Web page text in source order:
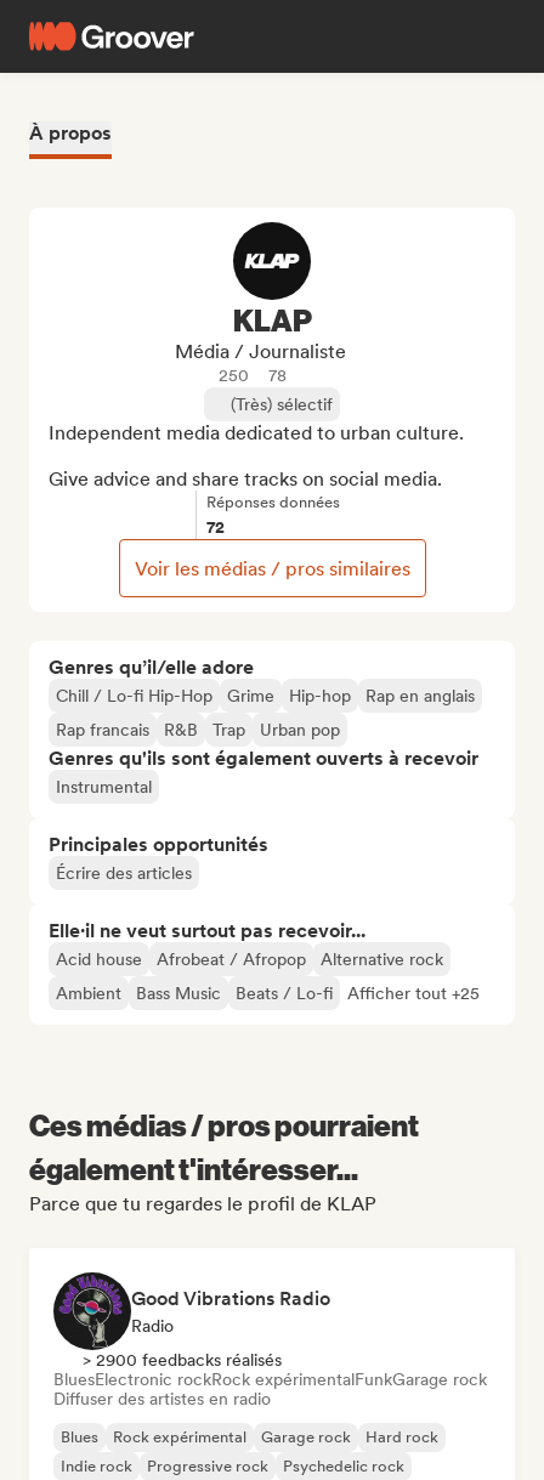
À propos
Genres qu’il/elle adore
Chill / Lo-fi Hip-Hop Grime Hip-hop
Rap en anglais
Rap francais
R&B Trap Urban pop
Genres qu'ils sont également ouverts à recevoir
Instrumental
Principales opportunités
Écrire des articles
Elle·il ne veut surtout pas recevoir...
Acid house Afrobeat / Afropop
Alternative rock
Ambient
Bass Music Beats / Lo-fi Afficher tout +25
KLAP
Média / Journaliste
250
78
(Très) sélectif
Independent media dedicated to urban culture.
Give advice and share tracks on social media.
Réponses données
72
Voir les médias / pros similaires
Ces médias / pros pourraient
également t'intéresser...
Parce que tu regardes le profil de KLAP
Good Vibrations Radio
Radio
> 2900 feedbacks réalisés
BluesElectronic rockRock expérimentalFunkGarage rock
Diffuser des artistes en radio
Blues Rock expérimental Garage rock
Hard rock
Indie rock
Progressive rock
Psychedelic rock